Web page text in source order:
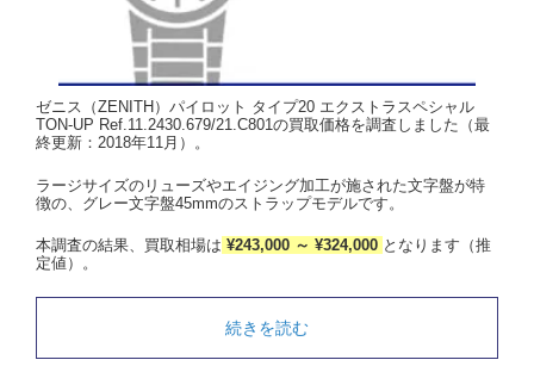
ゼニス（ZENITH）パイロット タイプ20 エクストラスペシャル
TON-UP Ref.11.2430.679/21.C801の買取価格を調査しました（最
終更新：2018年11月）。
ラージサイズのリューズやエイジング加工が施された文字盤が特
徴の、グレー文字盤45mmのストラップモデルです。
本調査の結果、買取相場は ¥243,000 ～ ¥324,000 となります（推
定値）。
続きを読む